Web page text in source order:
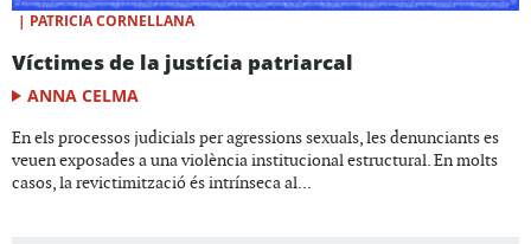
| PATRICIA CORNELLANA
Víctimes de la justícia patriarcal
ANNA CELMA
En els processos judicials per agressions sexuals, les denunciants es
veuen exposades a una violència institucional estructural. En molts
casos, la revictimització és intrínseca al...